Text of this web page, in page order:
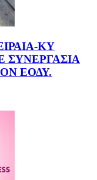
ΚΥ
ΣΥΝΕΡΓΑΣΙΑ
ΕΟΔΥ.